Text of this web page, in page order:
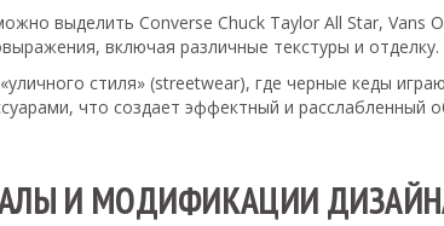
выделить Converse Chuck Taylor All Star, Vans
включая различные текстуры и отделку.
стиля» (streetwear), где черные кеды
что создает эффектный и расслабленный
И МОДИФИКАЦИИ